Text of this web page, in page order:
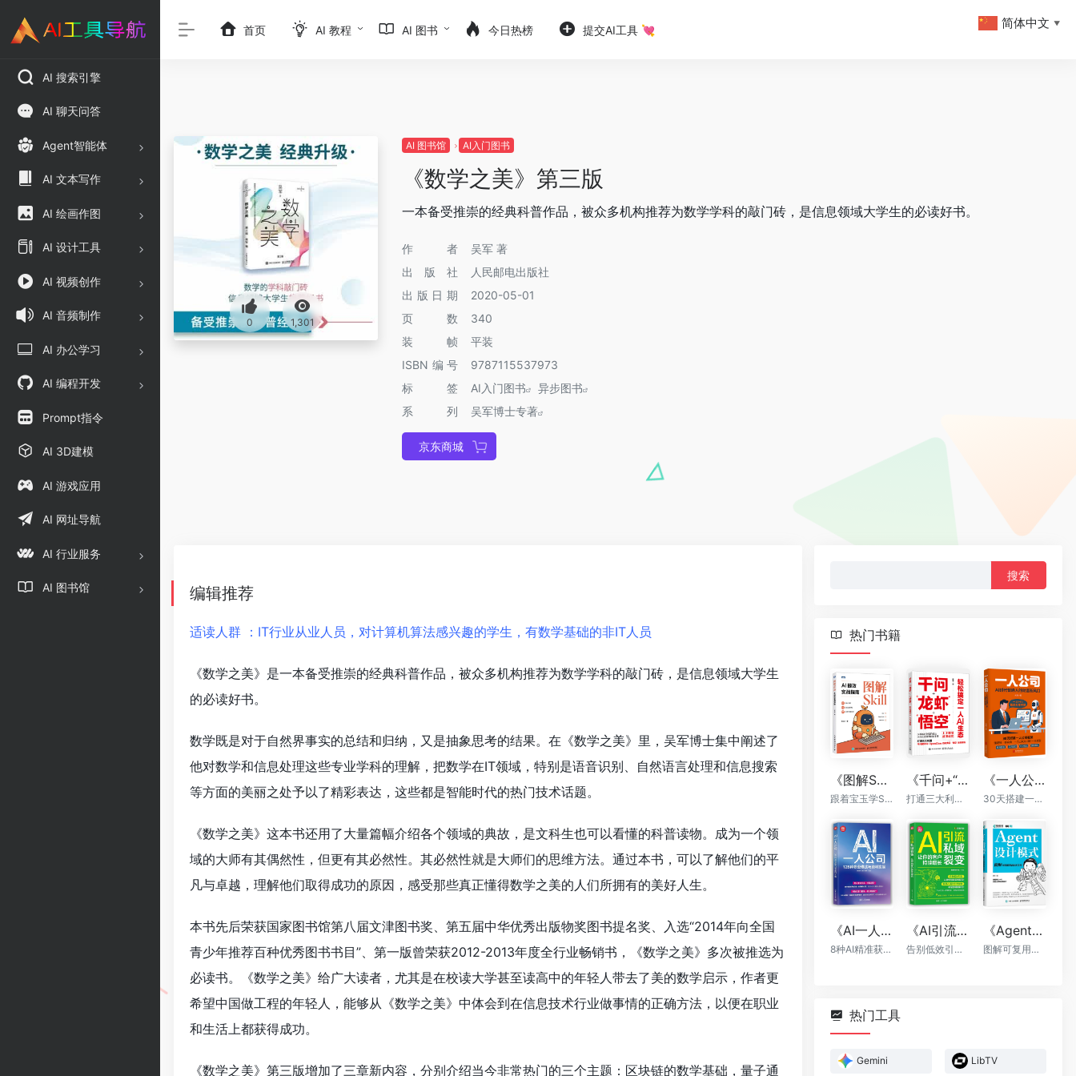
AI 搜索引擎
AI 聊天问答
Agent智能体
AI 文本写作
AI 绘画作图
AI 设计工具
AI 视频创作
AI 音频制作
AI 办公学习
AI 编程开发
Prompt指令
AI 3D建模
AI 游戏应用
AI 网址导航
AI 行业服务
AI 图书馆
首页 AI 教程 AI 图书 今日热榜 提交AI工具 💘
0 1,301
AI 图书馆 AI入门图书
《数学之美》第三版
一本备受推崇的经典科普作品，被众多机构推荐为数学学科的敲门砖，是信息领域大学生的必读好书。
作者
吴军 著
出版社
人民邮电出版社
出版日期
2020-05-01
页数
340
装帧
平装
ISBN编号
9787115537973
标签
AI入门图书
异步图书
系列
吴军博士专著
京东商城
编辑推荐
适读人群 ：IT行业从业人员，对计算机算法感兴趣的学生，有数学基础的非IT人员
《数学之美》是一本备受推崇的经典科普作品，被众多机构推荐为数学学科的敲门砖，是信息领域大学生
的必读好书。
数学既是对于自然界事实的总结和归纳，又是抽象思考的结果。在《数学之美》里，吴军博士集中阐述了
他对数学和信息处理这些专业学科的理解，把数学在IT领域，特别是语音识别、自然语言处理和信息搜索
等方面的美丽之处予以了精彩表达，这些都是智能时代的热门技术话题。
《数学之美》这本书还用了大量篇幅介绍各个领域的典故，是文科生也可以看懂的科普读物。成为一个领
域的大师有其偶然性，但更有其必然性。其必然性就是大师们的思维方法。通过本书，可以了解他们的平
凡与卓越，理解他们取得成功的原因，感受那些真正懂得数学之美的人们所拥有的美好人生。
本书先后荣获国家图书馆第八届文津图书奖、第五届中华优秀出版物奖图书提名奖、入选“2014年向全国
青少年推荐百种优秀图书书目”、第一版曾荣获2012-2013年度全行业畅销书，《数学之美》多次被推选为
必读书。《数学之美》给广大读者，尤其是在校读大学甚至读高中的年轻人带去了美的数学启示，作者更
希望中国做工程的年轻人，能够从《数学之美》中体会到在信息技术行业做事情的正确方法，以便在职业
和生活上都获得成功。
《数学之美》第三版增加了三章新内容，分别介绍当今非常热门的三个主题：区块链的数学基础，量子通
热门书籍
《图解Skill：AI提效实战指南》
跟着宝玉学Skill，让你的AI自动出活
《千问+“龙虾”+“悟空”：轻松搞定一人AI生态》
打通三大利器，千问提示词，OpenClaw自动执行，“悟空”全能落地
《一人公司：AI时代普通人的财富新风口》
30天搭建一人公司框架
《AI一人公司：128种商业模式与盈利实操》
8种AI精准获客方法+全程运营辅助，让你一个人活成一支团队
《AI引流私域裂变：让你的客户持续增长》
告别低效引流，AI帮你轻松实现裂变
《Agent设计模式》
图解可复用智能体架构
热门工具
Gemini LibTV
简体中文 ▼